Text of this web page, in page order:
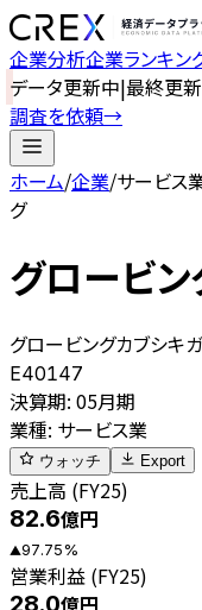
企業分析企業ランキン
データ更新中|最終更新
調査を依頼→
ホーム/企業/サービス
グ
グロービ
グロービングカブシキ
E40147
決算期: 05月期
業種: サービス業
ウォッチ Export
売上高 (FY25)
82.6億円
▲97.75%
営業利益 (FY25)
28.0億円